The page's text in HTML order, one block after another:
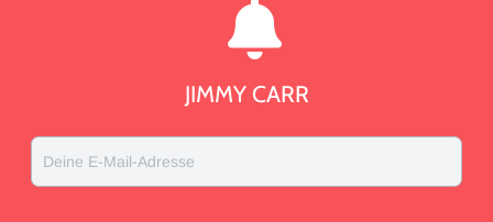
JIMMY CARR
Deine E-Mail-Adresse